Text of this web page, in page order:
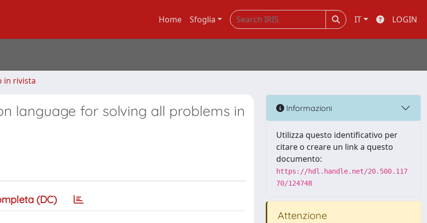
Home Sfoglia IT LOGIN
in rivista
language for solving all problems in
(DC)
Informazioni
Utilizza questo identificativo per
citare o creare un link a questo
documento:
https://hdl.handle.net/20.500.117
70/124748
Attenzione